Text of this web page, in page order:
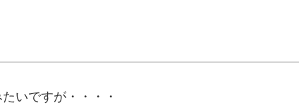
いですが・・・・